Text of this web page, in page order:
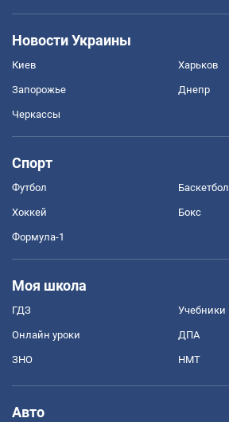
Новости Украины
Киев Харьков
Запорожье Днепр
Черкассы
Спорт
Футбол Баскетбол
Хоккей Бокс
Формула-1
Моя школа
ГДЗ Учебники
Онлайн уроки ДПА
ЗНО НМТ
Авто